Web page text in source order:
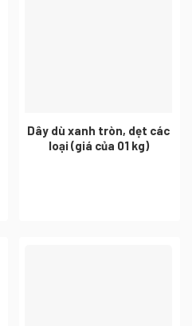
Dây dù xanh tròn, dẹt các
loại (giá của 01 kg)